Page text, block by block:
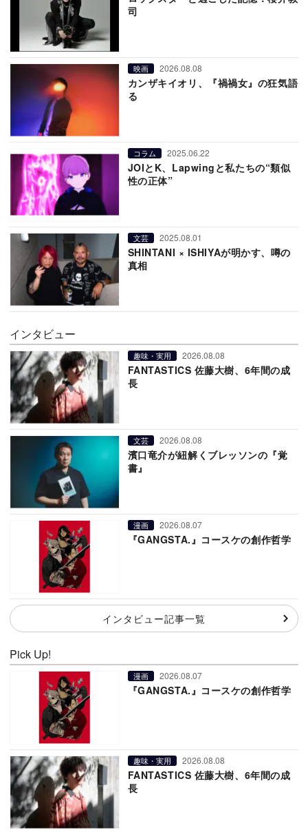
司
映画 2026.08.08
カンザキイオリ、『禍禍女』の狂気語
る
コラム 2025.06.22
JOIとK、Lapwingと私たちの“類似
性の正体”
文芸 2025.08.01
SHINTANI × ISHIYAが明かす、噂の
真相
インタビュー
趣味・実用 2026.08.08
FANTASTICS 佐藤大樹、6年間の成
長
文芸 2026.08.08
濱口竜介が紐解くブレッソンの『覚
書』
漫画 2026.08.07
『GANGSTA.』コースケの創作哲学
インタビュー記事一覧
Pick Up!
漫画 2026.08.07
『GANGSTA.』コースケの創作哲学
趣味・実用 2026.08.08
FANTASTICS 佐藤大樹、6年間の成
長